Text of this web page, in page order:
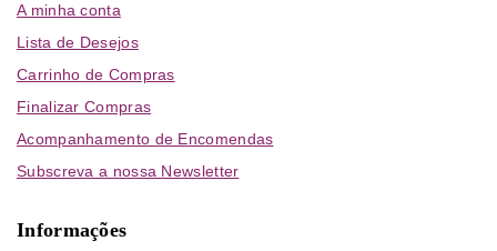
A minha conta
Lista de Desejos
Carrinho de Compras
Finalizar Compras
Acompanhamento de Encomendas
Subscreva a nossa Newsletter
Informações